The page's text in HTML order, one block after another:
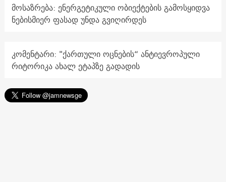
მოსაზრება: ენერგეტიკული ობიექტების გამოსყიდვა
ნებისმიერ ფასად უნდა გვიღირდეს
კომენტარი: "ქართული ოცნების“ ანტიევროპული
რიტორიკა ახალ ეტაპზე გადადის